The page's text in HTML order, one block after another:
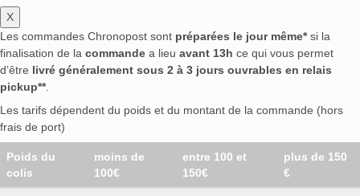
X
Les commandes Chronopost sont préparées le jour même*si la
finalisation de la commande a lieu avant 13h ce qui vous permet
d’être livré généralement sous 2 à 3 jours ouvrables en relais
pickup**.
Les tarifs dépendent du poids et du montant de la commande (hors
frais de port)
Poids du
colis
moins de
100€
entre 100 et
150€
plus de 150
€